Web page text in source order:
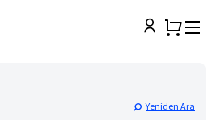
Yeniden Ara